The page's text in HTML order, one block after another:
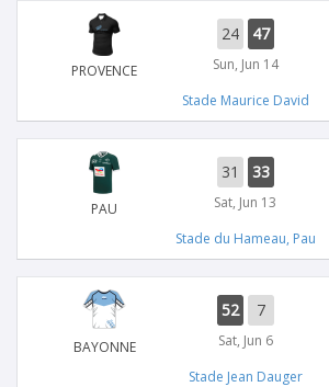
PROVENCE
24 47
Sun, Jun 14
Stade Maurice David
PAU
31 33
Sat, Jun 13
Stade du Hameau, Pau
BAYONNE
52 7
Sat, Jun 6
Stade Jean Dauger